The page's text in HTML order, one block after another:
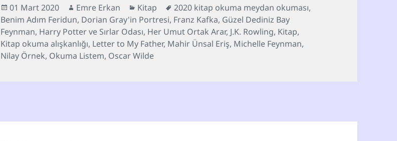
Yayın
tarihi
01 Mart 2020 Yazar
Emre Erkan Kategoriler
Kitap Etiketler
2020 kitap okuma meydan okuması,
Benim Adım Feridun, Dorian Gray'in Portresi, Franz Kafka, Güzel Dediniz Bay
Feynman, Harry Potter ve Sırlar Odası, Her Umut Ortak Arar, J.K. Rowling, Kitap,
Kitap okuma alışkanlığı, Letter to My Father, Mahir Ünsal Eriş, Michelle Feynman,
Nilay Örnek, Okuma Listem, Oscar Wilde